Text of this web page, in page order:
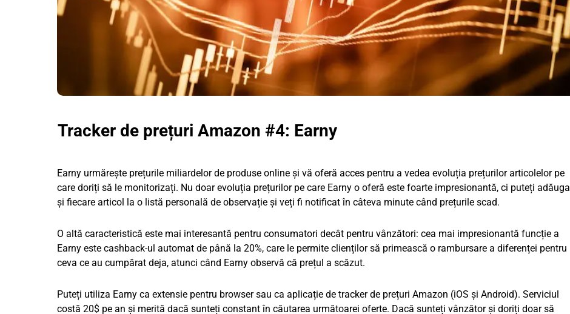
Tracker de prețuri Amazon #4: Earny
Earny urmărește prețurile miliardelor de produse online și vă oferă acces pentru a vedea evoluția prețurilor articolelor pe
care doriți să le monitorizați. Nu doar evoluția prețurilor pe care Earny o oferă este foarte impresionantă, ci puteți adăuga
și fiecare articol la o listă personală de observație și veți fi notificat în câteva minute când prețurile scad.
O altă caracteristică este mai interesantă pentru consumatori decât pentru vânzători: cea mai impresionantă funcție a
Earny este cashback-ul automat de până la 20%, care le permite clienților să primească o rambursare a diferenței pentru
ceva ce au cumpărat deja, atunci când Earny observă că prețul a scăzut.
Puteți utiliza Earny ca extensie pentru browser sau ca aplicație de tracker de prețuri Amazon (iOS și Android). Serviciul
costă 20$ pe an și merită dacă sunteți constant în căutarea următoarei oferte. Dacă sunteți vânzător și doriți doar să